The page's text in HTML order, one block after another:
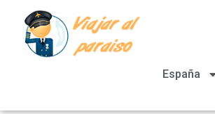
España